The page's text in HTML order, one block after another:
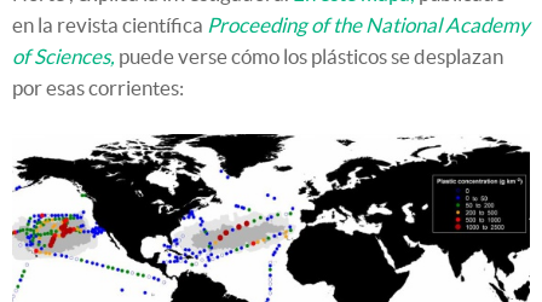
en la revista científica Proceeding of the National Academy
of Sciences, puede verse cómo los plásticos se desplazan
por esas corrientes: